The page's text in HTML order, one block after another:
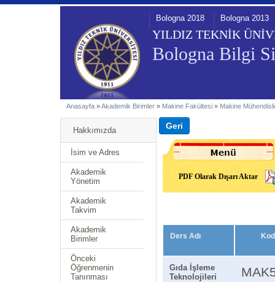
YILDIZ TEKNİK
Bologna Bilgi
Bologna 2018 Bologna 2013
Anasayfa »Akademik Birimler » Makine Fakültesi » Makine
Hakkımızda
İsim ve Adres
Akademik
Yönetim
Akademik
Takvim
Akademik
Birimler
Önceki
Öğrenmenin
Tanınması
PDF Olarak Dışarı Aktar
Ders Adı
Gıda İşleme
Teknolojileri